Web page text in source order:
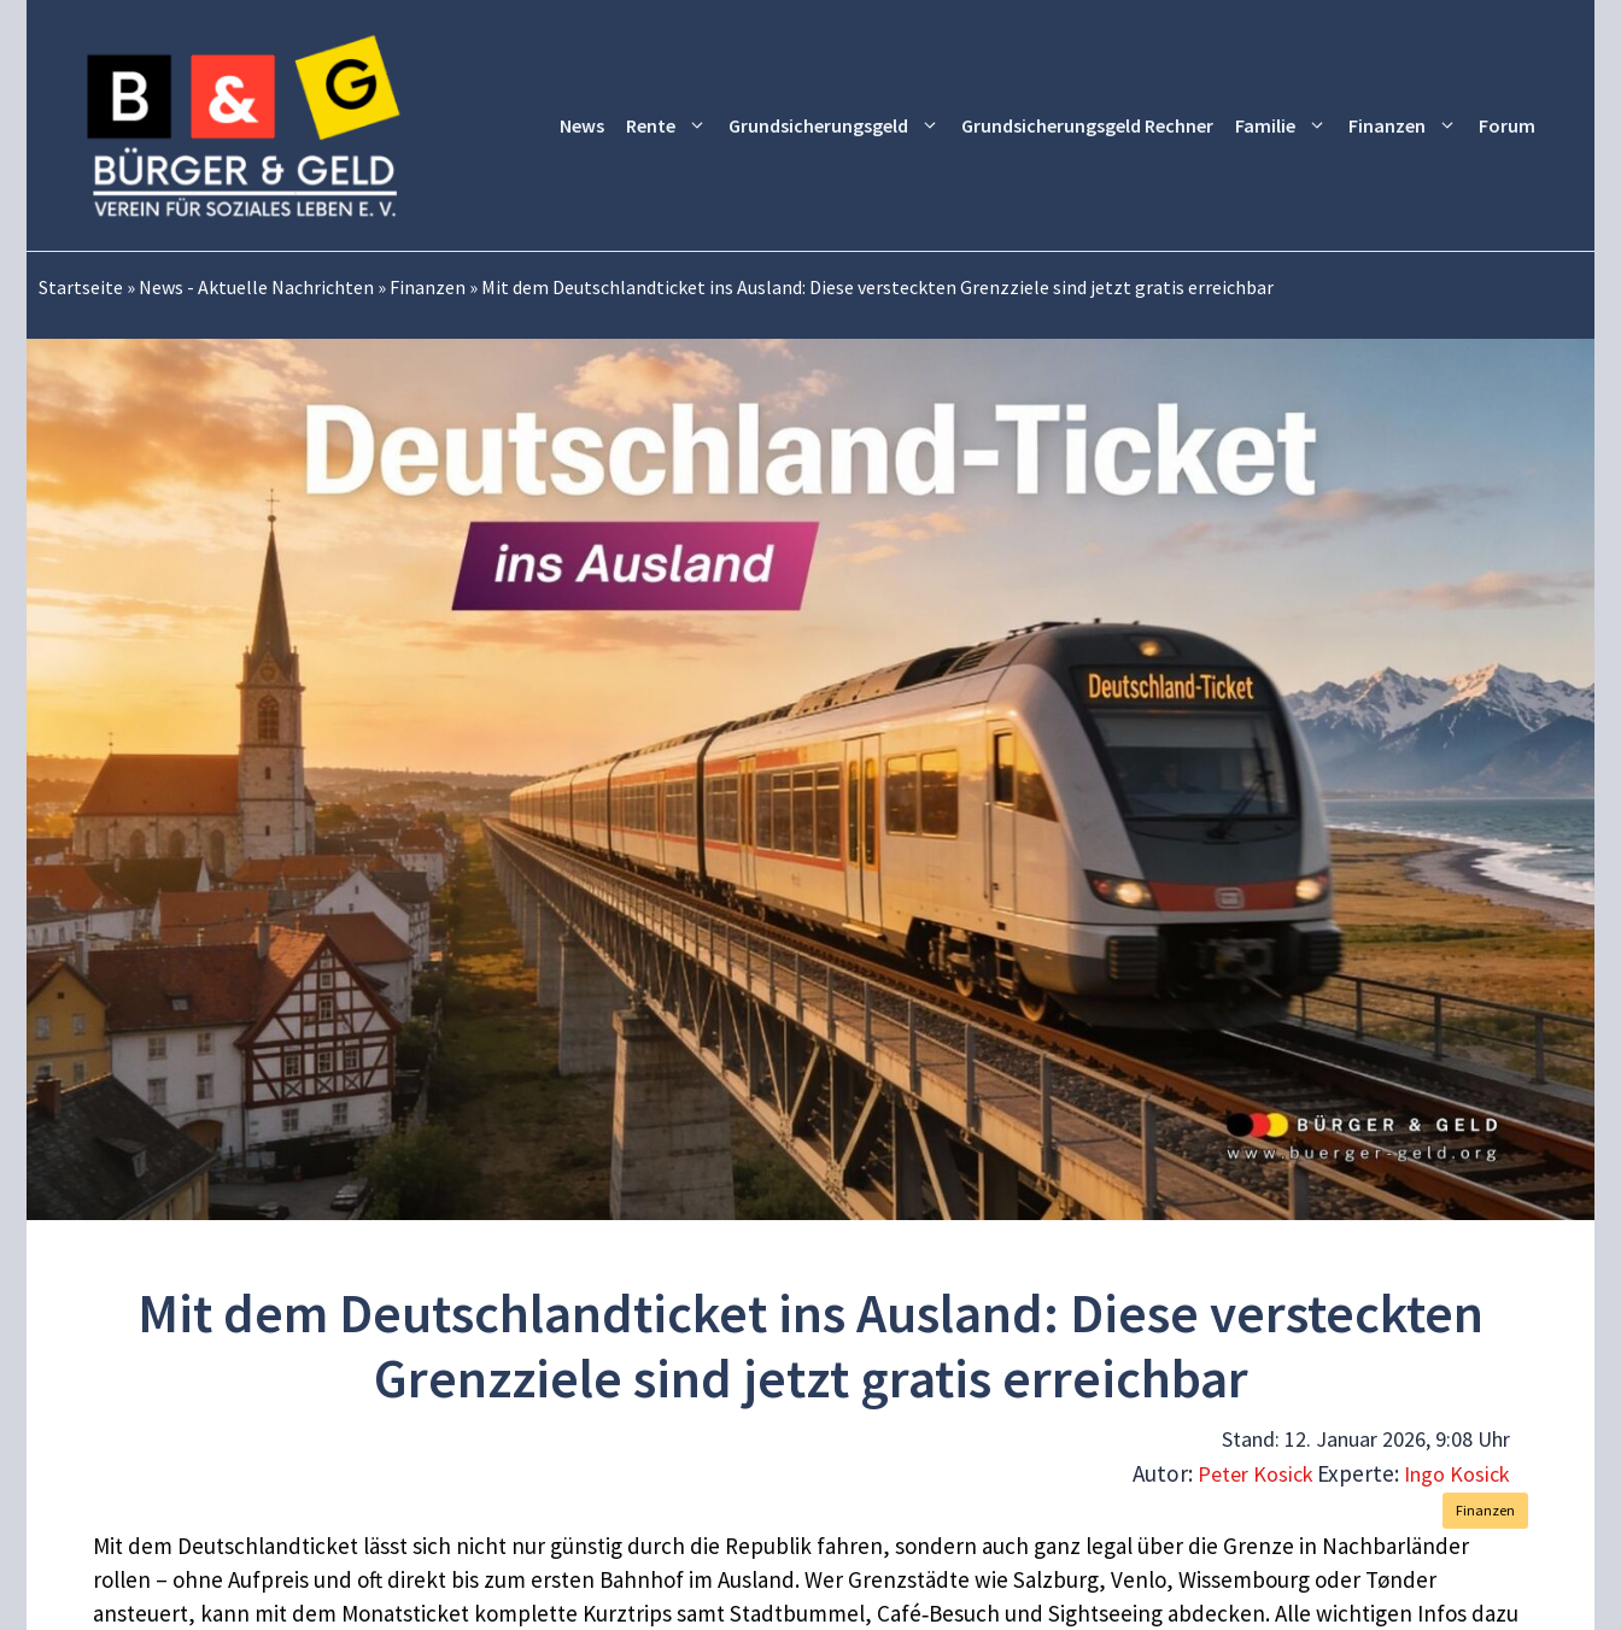
News Rente Grundsicherungsgeld Grundsicherungsgeld Rechner Familie Finanzen Forum
Startseite » News - Aktuelle Nachrichten » Finanzen » Mit dem Deutschlandticket ins Ausland: Diese versteckten Grenzziele sind jetzt gratis erreichbar
Mit dem Deutschlandticket ins Ausland: Diese versteckten
Grenzziele sind jetzt gratis erreichbar
Stand: 12. Januar 2026, 9:08 Uhr
Autor: Peter Kosick Experte: Ingo Kosick
Finanzen
Mit dem Deutschlandticket lässt sich nicht nur günstig durch die Republik fahren, sondern auch ganz legal über die Grenze in Nachbarländer
rollen – ohne Aufpreis und oft direkt bis zum ersten Bahnhof im Ausland. Wer Grenzstädte wie Salzburg, Venlo, Wissembourg oder Tønder
ansteuert, kann mit dem Monatsticket komplette Kurztrips samt Stadtbummel, Café‑Besuch und Sightseeing abdecken. Alle wichtigen Infos dazu